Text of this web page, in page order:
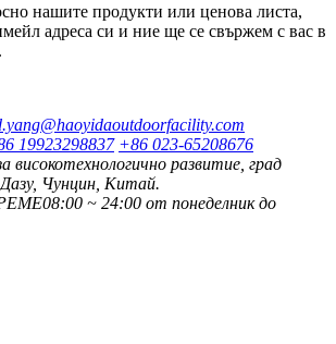
нашите продукти или ценова листа,
адреса си и ние ще се свържем с вас в
19923298837 +86 023-65208676
високотехнологично развитие, град
Чунцин, Китай.
08:00 ~ 24:00 от понеделник до